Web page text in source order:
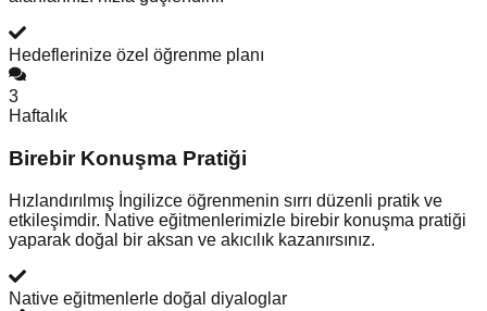
Hedeflerinize özel öğrenme planı
3
Haftalık
Birebir Konuşma Pratiği
Hızlandırılmış İngilizce öğrenmenin sırrı düzenli pratik ve
etkileşimdir. Native eğitmenlerimizle birebir konuşma pratiği
yaparak doğal bir aksan ve akıcılık kazanırsınız.
Native eğitmenlerle doğal diyaloglar